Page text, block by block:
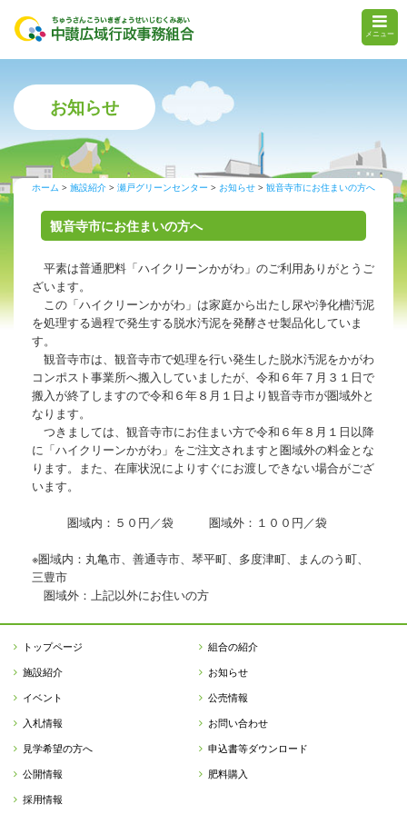
メニュー
お知らせ
ホーム 施設紹介 瀬戸グリーンセンター お知らせ 観音寺市にお住まいの方へ
観音寺市にお住まいの方へ
平素は普通肥料「ハイクリーンかがわ」のご利用ありがとうご
ざいます。
この「ハイクリーンかがわ」は家庭から出たし尿や浄化槽汚泥
を処理する過程で発生する脱水汚泥を発酵させ製品化していま
す。
観音寺市は、観音寺市で処理を行い発生した脱水汚泥をかがわ
コンポスト事業所へ搬入していましたが、令和６年７月３１日で
搬入が終了しますので令和６年８月１日より観音寺市が圏域外と
なります。
つきましては、観音寺市にお住まい方で令和６年８月１日以降
に「ハイクリーンかがわ」をご注文されますと圏域外の料金とな
ります。また、在庫状況によりすぐにお渡しできない場合がござ
います。
圏域内：５０円／袋 圏域外：１００円／袋
※圏域内：丸亀市、善通寺市、琴平町、多度津町、まんのう町、
三豊市
圏域外：上記以外にお住いの方
トップページ
組合の紹介
施設紹介
お知らせ
イベント
公売情報
入札情報
お問い合わせ
見学希望の方へ
申込書等ダウンロード
公開情報
肥料購入
採用情報